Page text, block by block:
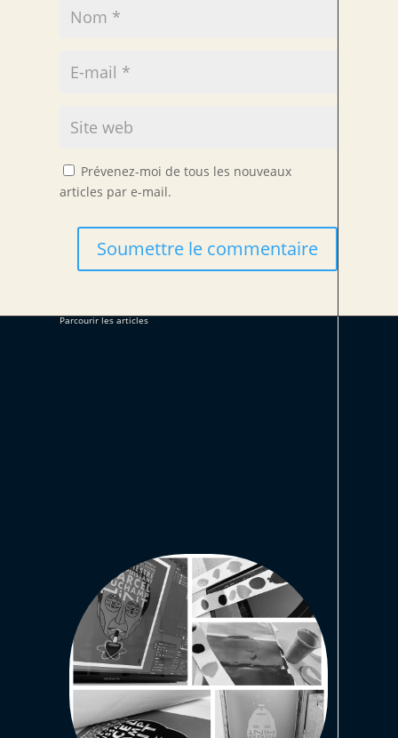
Prévenez-moi de tous les nouveaux
articles par e-mail.
Soumettre le commentaire
Parcourir les articles